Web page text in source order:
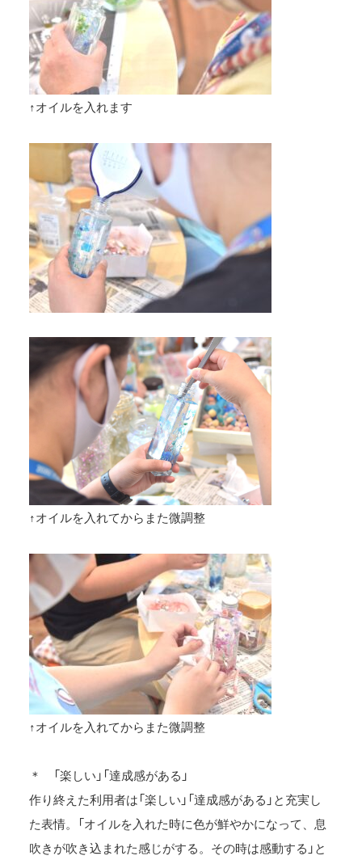
↑オイルを入れます
↑オイルを入れてからまた微調整
↑オイルを入れてからまた微調整
＊ 「楽しい」「達成感がある」
作り終えた利用者は「楽しい」「達成感がある」と充実し
た表情。「オイルを入れた時に色が鮮やかになって、息
吹きが吹き込まれた感じがする。その時は感動する」と